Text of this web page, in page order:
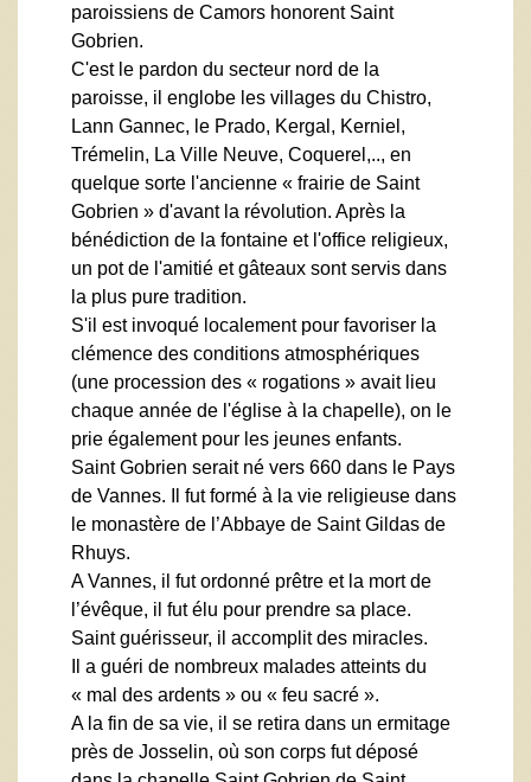
paroissiens de Camors honorent Saint
Gobrien.
C'est le pardon du secteur nord de la
paroisse, il englobe les villages du Chistro,
Lann Gannec, le Prado, Kergal, Kerniel,
Trémelin, La Ville Neuve, Coquerel,.., en
quelque sorte l'ancienne « frairie de Saint
Gobrien » d'avant la révolution. Après la
bénédiction de la fontaine et l'office religieux,
un pot de l'amitié et gâteaux sont servis dans
la plus pure tradition.
S'il est invoqué localement pour favoriser la
clémence des conditions atmosphériques
(une procession des « rogations » avait lieu
chaque année de l'église à la chapelle), on le
prie également pour les jeunes enfants.
Saint Gobrien serait né vers 660 dans le Pays
de Vannes. Il fut formé à la vie religieuse dans
le monastère de l’Abbaye de Saint Gildas de
Rhuys.
A Vannes, il fut ordonné prêtre et la mort de
l’évêque, il fut élu pour prendre sa place.
Saint guérisseur, il accomplit des miracles.
Il a guéri de nombreux malades atteints du
« mal des ardents » ou « feu sacré ».
A la fin de sa vie, il se retira dans un ermitage
près de Josselin, où son corps fut déposé